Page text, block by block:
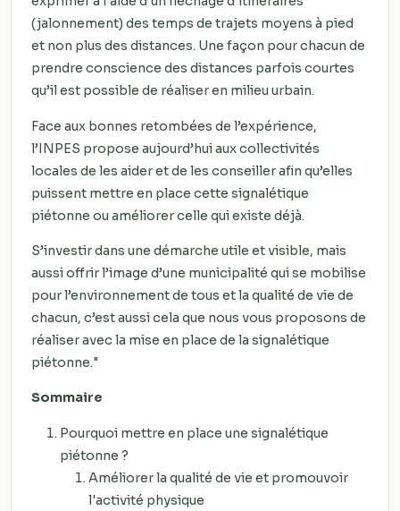
(jalonnement) des temps de trajets moyens à pied
et non plus des distances. Une façon pour chacun de
prendre conscience des distances parfois courtes
qu’il est possible de réaliser en milieu urbain.
Face aux bonnes retombées de l’expérience,
l’INPES propose aujourd’hui aux collectivités
locales de les aider et de les conseiller afin qu’elles
puissent mettre en place cette signalétique
piétonne ou améliorer celle qui existe déjà.
S’investir dans une démarche utile et visible, mais
aussi offrir l’image d’une municipalité qui se mobilise
pour l’environnement de tous et la qualité de vie de
chacun, c’est aussi cela que nous vous proposons de
réaliser avec la mise en place de la signalétique
piétonne."
Sommaire
Pourquoi mettre en place une signalétique
piétonne ?
Améliorer la qualité de vie et promouvoir
l'activité physique